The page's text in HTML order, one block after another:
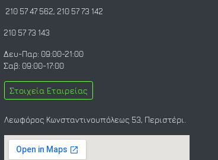
210 57 47 562, 210 57 73 142
210 57 73 143
Δευ-Παρ: 09:00-21:00
Σαβ: 09:00-17:00
Στοιχεία Εταιρείας
Λεωφόρος Κωνσταντινουπόλεως 53, Περιστέρι.